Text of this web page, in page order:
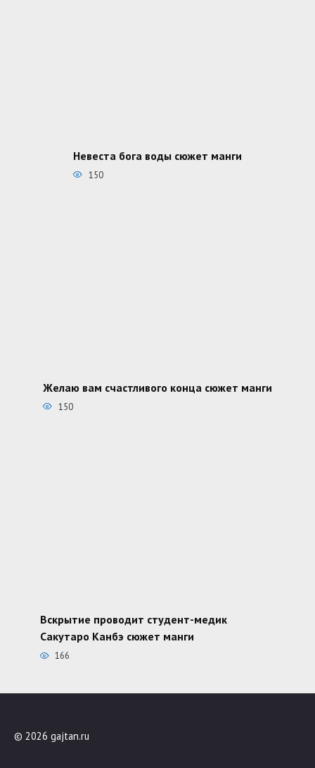
Невеста бога воды сюжет манги
150
Желаю вам счастливого конца сюжет манги
150
Вскрытие проводит студент-медик
Сакутаро Канбэ сюжет манги
166
© 2026 gajtan.ru